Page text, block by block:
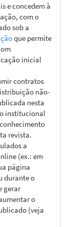
e concedem à
com o
sob a
que permite
inicial
contratos
não-
nesta
institucional
revista.
a
(ex.: em
página
durante o
gerar
o
(veja